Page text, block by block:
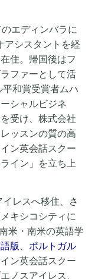
エディンバラに
アシスタントを経
住。帰国後はフ
ファーとして活
和賞受賞者ムハ
シャルビジネ
受け、株式会社
ッスンの質の高
ン英会話スクー
イン」を立ち上
レスへ移住、さ
キシコシティに
米・南米の英語学
版
ポルトガル
ン英会話スクー
ノスアイレス、